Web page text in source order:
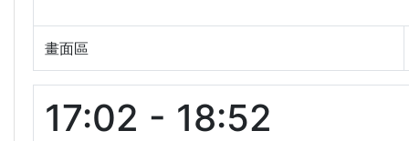
畫面區
17:02 - 18:52